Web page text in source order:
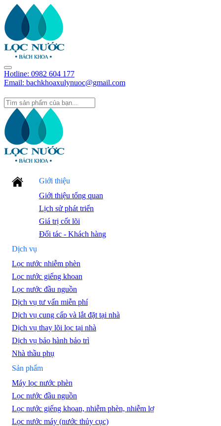
Hotline: 0982 604 177
Email: bachkhoaxulynuoc@gmail.com
Giới thiệu
Giới thiệu tổng quan
Lịch sử phát triển
Giá trị cốt lõi
Đối tác - Khách hàng
Dịch vụ
Lọc nước nhiễm phèn
Lọc nước giếng khoan
Lọc nước đầu nguồn
Dịch vụ tư vấn miễn phí
Dịch vụ cung cấp và lắt đặt tại nhà
Dịch vụ thay lõi lọc tại nhà
Dịch vụ bảo hành bảo trì
Nhà thầu phụ
Sản phẩm
Máy lọc nước phèn
Lọc nước đầu nguồn
Lọc nước giếng khoan, nhiễm phèn, nhiễm lợ
Lọc nước máy (nước thủy cục)